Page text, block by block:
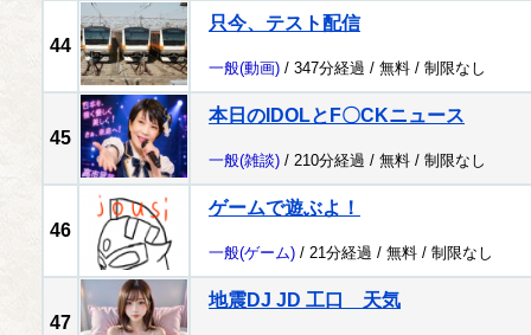
44
只今、テスト配信
一般(動画) / 347分経過 / 無料 / 制限なし
45
本日のIDOLとF〇CKニュース
一般(雑談) / 210分経過 / 無料 / 制限なし
46
ゲームで遊ぶよ！
一般(ゲーム) / 21分経過 / 無料 / 制限なし
47
地震DJ JD 工口 天気